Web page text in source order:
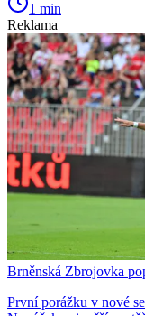
1 min
Reklama
Brněnská Zbrojovka
První porážku v nové